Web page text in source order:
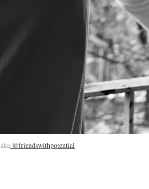
@friendswithpotential